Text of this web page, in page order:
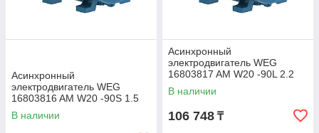
Асинхронный
электродвигатель WEG
16803816 AM W20 -90S 1.5
кВт 2P B3T 220-460 В 50 Гц
В наличии
Асинхронный
электродвигатель WEG
16803817 AM W20 -90L 2.2
кВт 2P B3T 220-460 В 50 Гц
В наличии
106 748 ₸